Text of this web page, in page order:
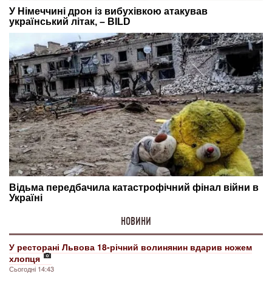
НОВИНИ
У ресторані Львова 18-річний волинянин вдарив ножем
хлопця
Сьогодні 14:43